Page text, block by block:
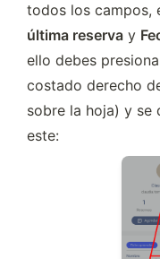
todos los campos,
última reserva y
ello debes
costado derecho
sobre la hoja) y se
este: